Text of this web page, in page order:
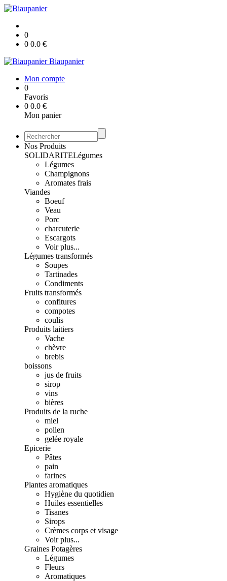
0
0 0.0 €
Biaupanier
Mon compte
0
Favoris
0 0.0 €
Mon panier
Nos Produits
SOLIDARITELégumes
Légumes
Champignons
Aromates frais
Viandes
Boeuf
Veau
Porc
charcuterie
Escargots
Voir plus...
Légumes transformés
Soupes
Tartinades
Condiments
Fruits transformés
confitures
compotes
coulis
Produits laitiers
Vache
chèvre
brebis
boissons
jus de fruits
sirop
vins
bières
Produits de la ruche
miel
pollen
gelée royale
Epicerie
Pâtes
pain
farines
Plantes aromatiques
Hygiène du quotidien
Huiles essentielles
Tisanes
Sirops
Crèmes corps et visage
Voir plus...
Graines Potagères
Légumes
Fleurs
Aromatiques